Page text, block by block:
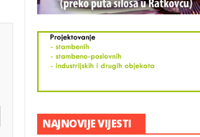
NAJNOVIJE VIJESTI
Komšije voajeri snimili
Banjaluke?
Jul 04, 2015